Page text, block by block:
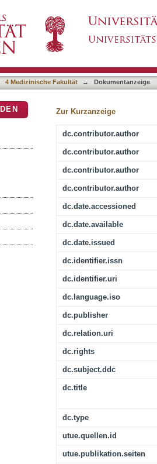
4 Medizinische Fakultät → Dokumentanzeige
Zur Kurzanzeige
dc.contributor.author
dc.contributor.author
dc.contributor.author
dc.contributor.author
dc.date.accessioned
dc.date.available
dc.date.issued
dc.identifier.issn
dc.identifier.uri
dc.language.iso
dc.publisher
dc.relation.uri
dc.rights
dc.subject.ddc
dc.title
dc.type
utue.quellen.id
utue.publikation.seiten